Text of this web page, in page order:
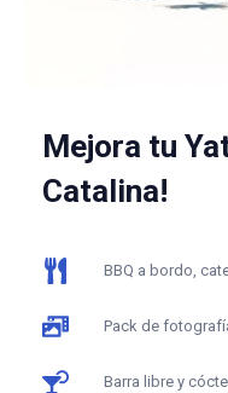
Mejora tu
Catalina!
BBQ a bordo,
Pack de
Barra libre y